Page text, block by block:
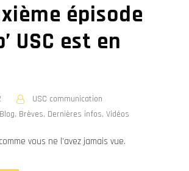
épisode
USC est en
USC communication
Blog, Brèves, Dernières infos, Vidéos
vous ne l'avez jamais vue.